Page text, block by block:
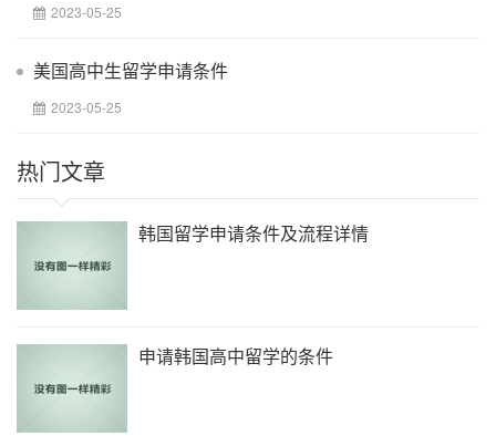
2023-05-25
美国高中生留学申请条件
2023-05-25
热门文章
韩国留学申请条件及流程详情
申请韩国高中留学的条件